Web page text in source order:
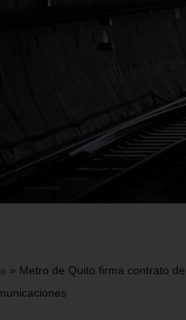
» Metro de Quito firma contrato